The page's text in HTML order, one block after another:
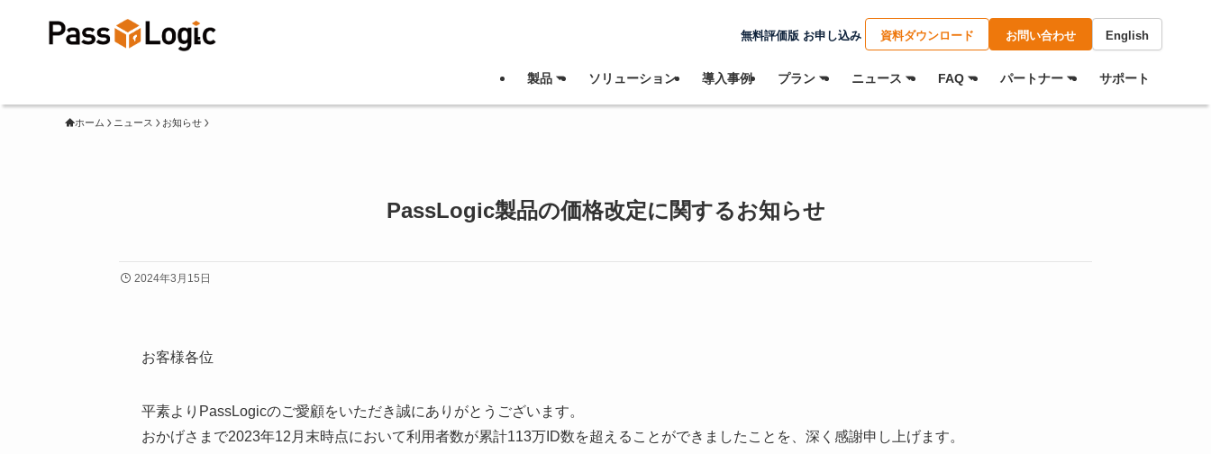
無料評価版 お申し込み 資料ダウンロード お問い合わせ English
製品 ⏷ ソリューション 導入事例 プラン ⏷ ニュース ⏷ FAQ ⏷ パートナー ⏷ サポート
ホーム ニュース お知らせ
PassLogic製品の価格改定に関するお知らせ
2024年3月15日
お客様各位
平素よりPassLogicのご愛顧をいただき誠にありがとうございます。
おかげさまで2023年12月末時点において利用者数が累計113万ID数を超えることができましたことを、深く感謝申し上げます。